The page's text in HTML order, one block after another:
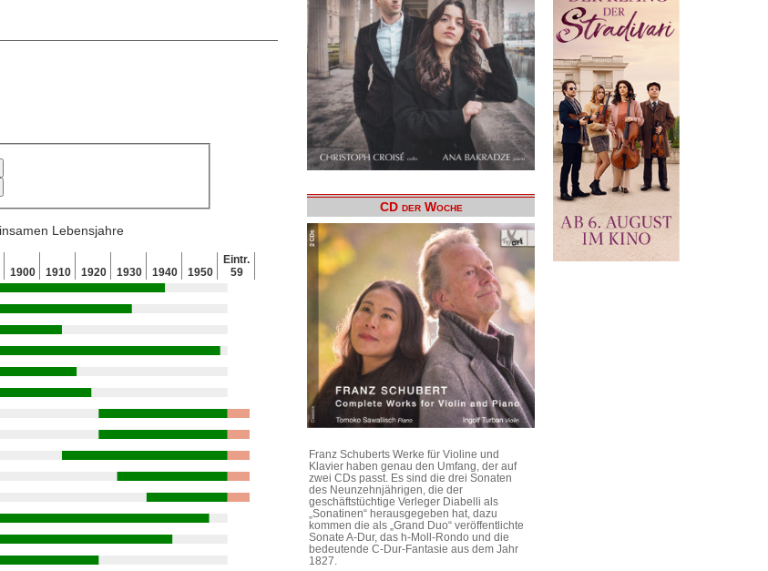
Lebensjahre
1900 1910 1920 1930 1940 1950
Eintr.
59
CD der Woche
Franz Schuberts Werke für Violine und
Klavier haben genau den Umfang, der auf
zwei CDs passt. Es sind die drei Sonaten
des Neunzehnjährigen, die der
geschäftstüchtige Verleger Diabelli als
„Sonatinen“ herausgegeben hat, dazu
kommen die als „Grand Duo“ veröffentlichte
Sonate A-Dur, das h-Moll-Rondo und die
bedeutende C-Dur-Fantasie aus dem Jahr
1827.